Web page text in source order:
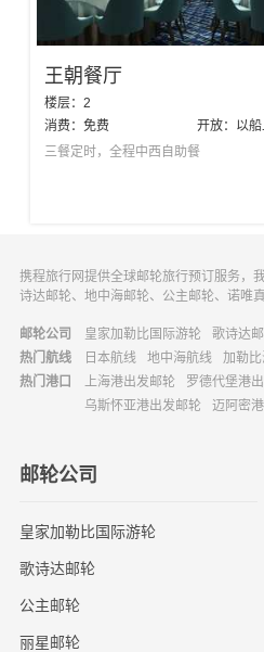
王朝餐厅
楼层： 2
消费： 免费 开放：
以船
三餐定时，全程中西自助餐
携程旅行网提供全球邮轮旅行预订服务，
诗达邮轮、地中海邮轮、公主邮轮、诺唯
邮轮公司 皇家加勒比国际游轮 歌诗达
热门航线
日本航线 地中海航线 加勒
热门港口
上海港出发邮轮 罗德代堡港
乌斯怀亚港出发邮轮
迈阿密
邮轮公司
皇家加勒比国际游轮
歌诗达邮轮
公主邮轮
丽星邮轮